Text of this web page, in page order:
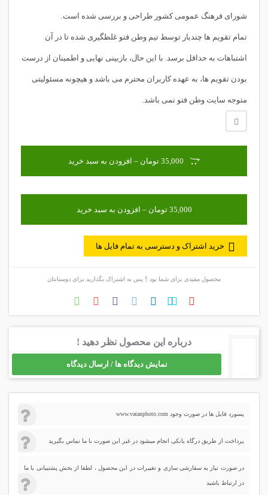
شورای فرهنگ عمومی کشور طراحی و بررسی شده است.
تمام تقویم ها چندبار توسط تیم وطن فتو غلطگیری شده تا در آن
اشتباهات به حداقل برسد. با این حال، بازبینی نهایی و اطمینان از درست
بودن تقویم ها، به عهده کاربران محترم می باشد و هیچونه مسئولیتی
متوجه سایت وطن فتو نمی باشد.
35,000 تومان – افزودن به سبد خرید
خرید اشتراک و دسترسی به تمام فایل ها
محصول مفیدی برای شما بود ؟ پس به اشتراک بگذارید برای دوستانتان
درباره این محصول نظر دهید !
نمایش دیدگاه ها / ارسال دیدگاه
پسورد فایل ها در صورت وجود www.vatanphoto.com
پرداخت از طریق درگاه بانکی انجام میشود در غیر این صورت با ما تماس بگیرید
در صورت نیاز به سفارشی سازی و تغییرات در این محصول ، لطفا از بخش پشتیبانی با ما
در ارتباط باشید